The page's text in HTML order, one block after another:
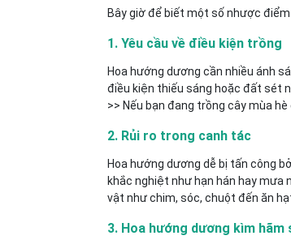
Bây giờ để biết một số nhược
1. Yêu cầu về điều kiện trồng
Hoa hướng dương cần nhiều ánh
điều kiện thiếu sáng hoặc đất sét
>> Nếu bạn đang trồng cây mùa
2. Rủi ro trong canh tác
Hoa hướng dương dễ bị tấn công
khắc nghiệt như hạn hán hay mưa
vật như chim, sóc, chuột đến ăn
3. Hoa hướng dương kìm